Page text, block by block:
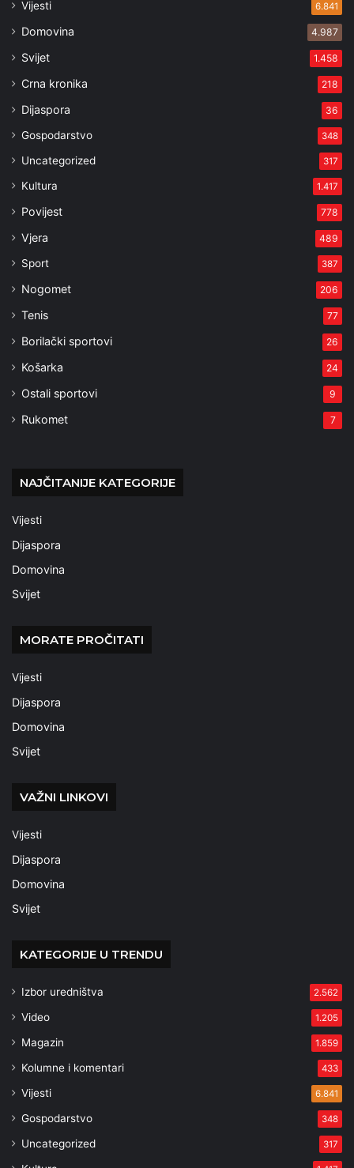
Vijesti 6.841
Domovina 4.987
Svijet 1.458
Crna kronika 218
Dijaspora 36
Gospodarstvo 348
Uncategorized 317
Kultura 1.417
Povijest 778
Vjera 489
Sport 387
Nogomet 206
Tenis 77
Borilački sportovi 26
Košarka 24
Ostali sportovi 9
Rukomet 7
NAJČITANIJE KATEGORIJE
Vijesti
Dijaspora
Domovina
Svijet
MORATE PROČITATI
Vijesti
Dijaspora
Domovina
Svijet
VAŽNI LINKOVI
Vijesti
Dijaspora
Domovina
Svijet
KATEGORIJE U TRENDU
Izbor uredništva 2.562
Video 1.205
Magazin 1.859
Kolumne i komentari 433
Vijesti 6.841
Gospodarstvo 348
Uncategorized 317